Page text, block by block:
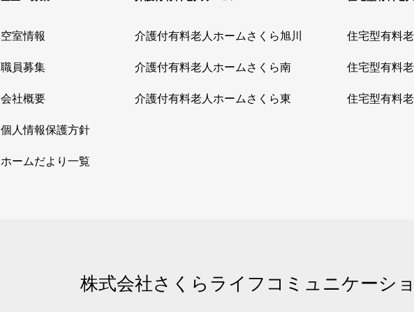
空室情報
職員募集
会社概要
個人情報保護方針
ホームだより一覧
介護付有料老人ホームさくら旭川
介護付有料老人ホームさくら南
介護付有料老人ホームさくら東
住宅型有料
住宅型有料
住宅型有料
株式会社さくらライフコミュニケーシ